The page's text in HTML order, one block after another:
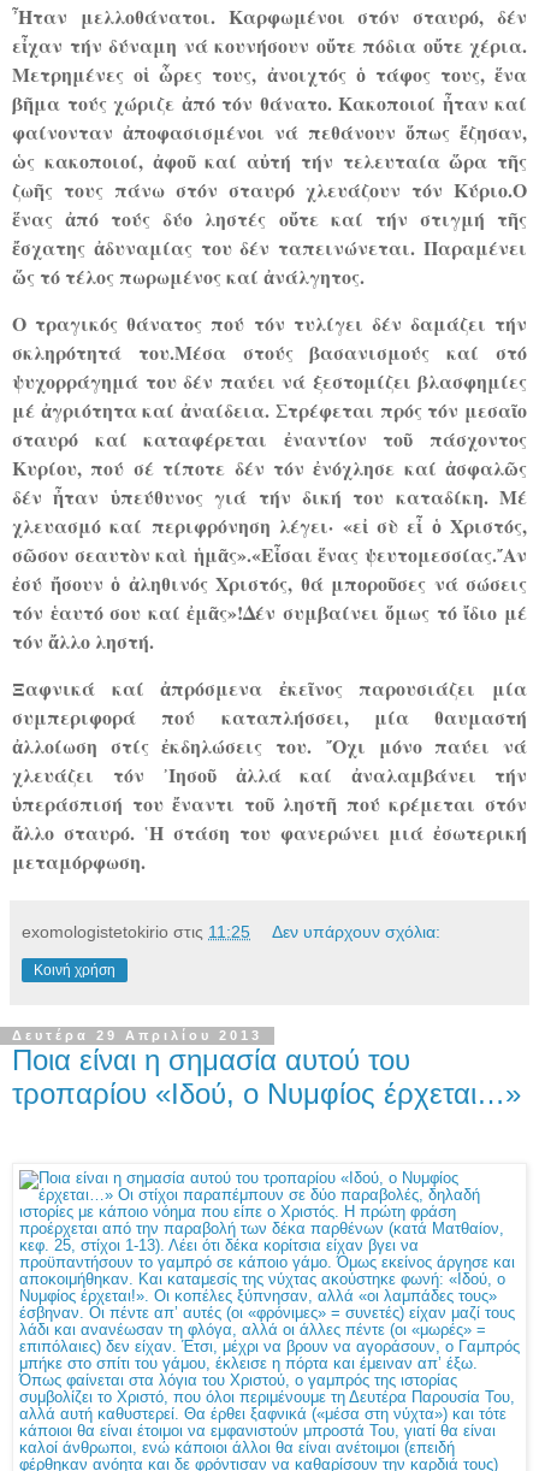
῏Ηταν μελλοθάνατοι. Καρφωμένοι στόν σταυρό, δέν
εἶχαν τήν δύναμη νά κουνήσουν οὔτε πόδια οὔτε χέρια.
Μετρημένες οἱ ὧρες τους, ἀνοιχτός ὁ τάφος τους, ἕνα
βῆμα τούς χώριζε ἀπό τόν θάνατο. Κακοποιοί ἦταν καί
φαίνονταν ἀποφασισμένοι νά πεθάνουν ὅπως ἔζησαν,
ὡς κακοποιοί, ἀφοῦ καί αὐτή τήν τελευταία ὥρα τῆς
ζωῆς τους πάνω στόν σταυρό χλευάζουν τόν Κύριο.Ο
ἕνας ἀπό τούς δύο ληστές οὔτε καί τήν στιγμή τῆς
ἔσχατης ἀδυναμίας του δέν ταπεινώνεται. Παραμένει
ὥς τό τέλος πωρωμένος καί ἀνάλγητος.
Ο τραγικός θάνατος πού τόν τυλίγει δέν δαμάζει τήν
σκληρότητά του.Μέσα στούς βασανισμούς καί στό
ψυχορράγημά του δέν παύει νά ξεστομίζει βλασφημίες
μέ ἀγριότητα καί ἀναίδεια. Στρέφεται πρός τόν μεσαῖο
σταυρό καί καταφέρεται ἐναντίον τοῦ πάσχοντος
Κυρίου, πού σέ τίποτε δέν τόν ἐνόχλησε καί ἀσφαλῶς
δέν ἦταν ὑπεύθυνος γιά τήν δική του καταδίκη. Μέ
χλευασμό καί περιφρόνηση λέγει· «εἰ σὺ εἶ ὁ Χριστός,
σῶσον σεαυτὸν καὶ ἡμᾶς».«Εἶσαι ἕνας ψευτομεσσίας.῎Αν
ἐσύ ἤσουν ὁ ἀληθινός Χριστός, θά μποροῦσες νά σώσεις
τόν ἑαυτό σου καί ἐμᾶς»!Δέν συμβαίνει ὅμως τό ἴδιο μέ
τόν ἄλλο ληστή.
Ξαφνικά καί ἀπρόσμενα ἐκεῖνος παρουσιάζει μία
συμπεριφορά πού καταπλήσσει, μία θαυμαστή
ἀλλοίωση στίς ἐκδηλώσεις του. ῎Οχι μόνο παύει νά
χλευάζει τόν ᾿Ιησοῦ ἀλλά καί ἀναλαμβάνει τήν
ὑπεράσπισή του ἔναντι τοῦ ληστῆ πού κρέμεται στόν
ἄλλο σταυρό. ῾Η στάση του φανερώνει μιά ἐσωτερική
μεταμόρφωση.
exomologistetokirio στις 11:25 Δεν υπάρχουν σχόλια:
Κοινή χρήση
Δευτέρα 29 Απριλίου 2013
Ποια είναι η σημασία αυτού του
τροπαρίου «Ιδού, ο Νυμφίος έρχεται…»